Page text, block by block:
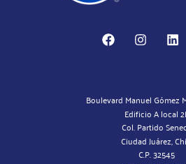
Boulevard Manuel Gómez
Edificio A local
Col. Partido
Ciudad Juárez,
C.P. 32545